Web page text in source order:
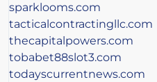
sparklooms.com
tacticalcontractingllc.com
thecapitalpowers.com
tobabet88slot3.com
todayscurrentnews.com